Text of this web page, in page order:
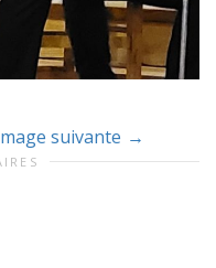
suivante